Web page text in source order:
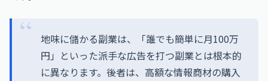
地味に儲かる副業は、「誰でも簡単に月100万
円」といった派手な広告を打つ副業とは根本的
に異なります。後者は、高額な情報商材の購入